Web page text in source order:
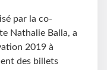
par la co-
Nathalie Balla, a
2019 à
des billets